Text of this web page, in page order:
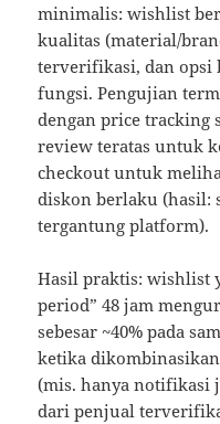
minimalis: wishlist
kualitas (material/
terverifikasi, dan opsi
fungsi. Pengujian
dengan price tracking
review teratas untuk
checkout untuk
diskon berlaku (hasil:
tergantung platform).
Hasil praktis: wishlist
period” 48 jam
sebesar ~40% pada
ketika
(mis. hanya notifikasi
dari penjual